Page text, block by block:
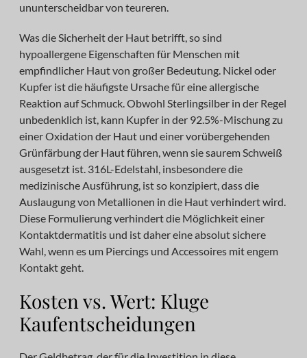
ununterscheidbar von teureren.
Was die Sicherheit der Haut betrifft, so sind
hypoallergene Eigenschaften für Menschen mit
empfindlicher Haut von großer Bedeutung. Nickel oder
Kupfer ist die häufigste Ursache für eine allergische
Reaktion auf Schmuck. Obwohl Sterlingsilber in der Regel
unbedenklich ist, kann Kupfer in der 92.5%-Mischung zu
einer Oxidation der Haut und einer vorübergehenden
Grünfärbung der Haut führen, wenn sie saurem Schweiß
ausgesetzt ist. 316L-Edelstahl, insbesondere die
medizinische Ausführung, ist so konzipiert, dass die
Auslaugung von Metallionen in die Haut verhindert wird.
Diese Formulierung verhindert die Möglichkeit einer
Kontaktdermatitis und ist daher eine absolut sichere
Wahl, wenn es um Piercings und Accessoires mit engem
Kontakt geht.
Kosten vs. Wert: Kluge
Kaufentscheidungen